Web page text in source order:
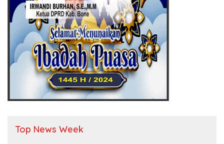
Top News Week